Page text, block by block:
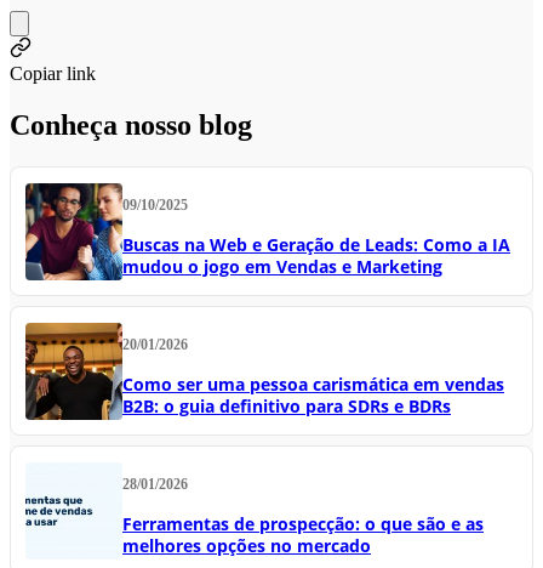
Copiar link
Conheça nosso blog
09/10/2025
Buscas na Web e Geração de Leads: Como a IA
mudou o jogo em Vendas e Marketing
20/01/2026
Como ser uma pessoa carismática em vendas
B2B: o guia definitivo para SDRs e BDRs
28/01/2026
Ferramentas de prospecção: o que são e as
melhores opções no mercado